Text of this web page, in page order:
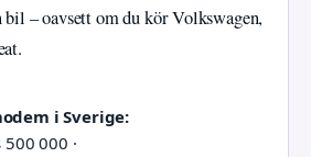
– oavsett om du kör Volkswagen,
i Sverige:
000 ·